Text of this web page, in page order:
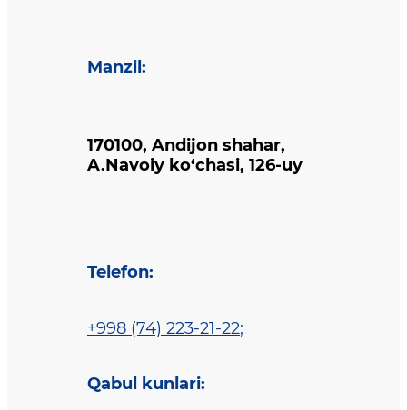
Manzil :
170100, Andijon shahar,
A.Navoiy ko‘chasi, 126-uy
Telefon:
+998 (74) 223-21-22;
Qabul kunlari: